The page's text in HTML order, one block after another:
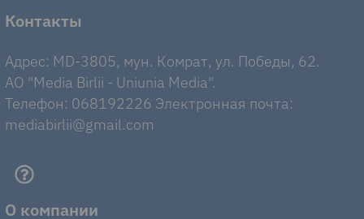
Контакты
Адрес: MD-3805, мун. Комрат, ул. Победы, 62.
AO "Media Birlii - Uniunia Media".
Телефон: 068192226 Электронная почта:
mediabirlii@gmail.com
О компании